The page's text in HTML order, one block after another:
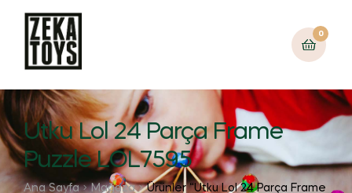
0
Utku Lol 24 Parça Frame
Puzzle LOL7595
Ana Sayfa Mağaza
Ürünler “Utku Lol 24 Parça Frame